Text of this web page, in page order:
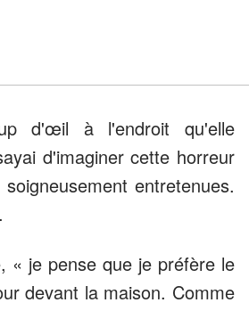
d'œil à l'endroit qu'elle
d'imaginer cette horreur
entretenues.
« je pense que je préfère le
devant la maison. Comme